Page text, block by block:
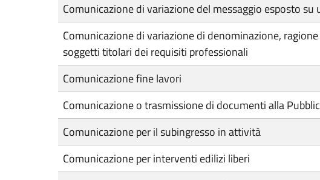
Comunicazione di variazione del messaggio esposto su
Comunicazione di variazione di denominazione,
soggetti titolari dei requisiti professionali
Comunicazione fine lavori
Comunicazione o trasmissione di documenti alla
Comunicazione per il subingresso in attività
Comunicazione per interventi edilizi liberi